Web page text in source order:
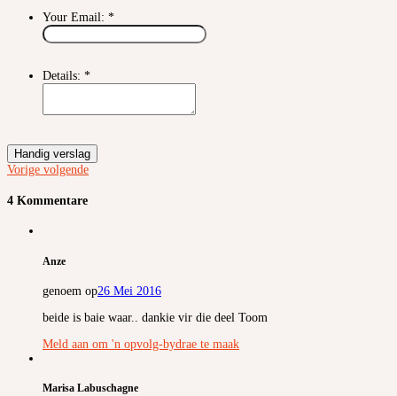
Your Email: *
Details: *
Handig verslag
Vorige volgende
4 Kommentare
Anze
genoem op26 Mei 2016
beide is baie waar.. dankie vir die deel Toom
Meld aan om 'n opvolg-bydrae te maak
Marisa Labuschagne